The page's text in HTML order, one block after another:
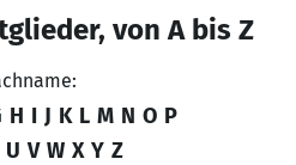
von A bis Z
H I J K L M N O P
U V W X Y Z